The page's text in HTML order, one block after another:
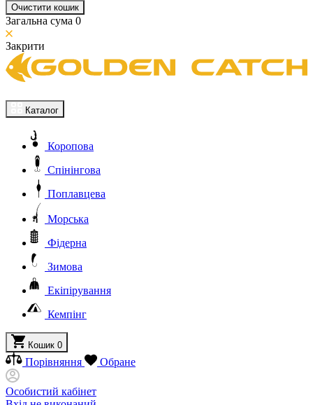
Очистити кошик
Загальна сума 0
Закрити
Каталог
Коропова
Спінінгова
Поплавцева
Морська
Фідерна
Зимова
Екіпірування
Кемпінг
Кошик 0
Порівняння Обране
Особистий кабінет